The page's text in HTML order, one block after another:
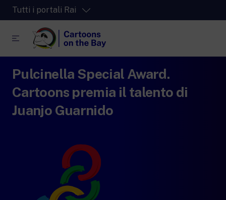
Tutti i portali Rai
La piattaforma di streaming video per tutti.
RaiPlay
La piattaforma digitale dei canali Radio
RaiPlay Sound
Lo spazio sicuro ricco di cartoni animati
per i più piccoli.
Pulcinella Special Award.
Cartoons premia il talento di
Juanjo Guarnido